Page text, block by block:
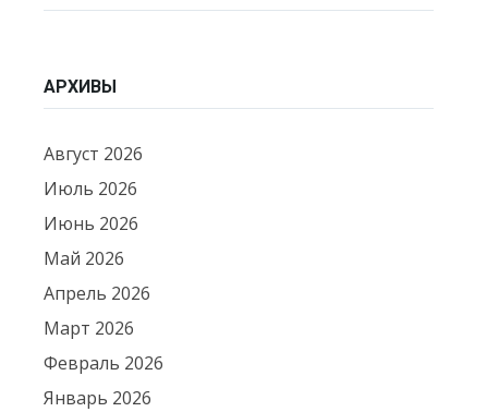
АРХИВЫ
Август 2026
Июль 2026
Июнь 2026
Май 2026
Апрель 2026
Март 2026
Февраль 2026
Январь 2026